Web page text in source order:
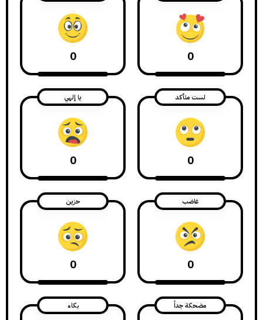
0
0
لست متأكد
0
يا إلهي
0
غاضب
0
حزين
0
مضحكة جداً بكاء